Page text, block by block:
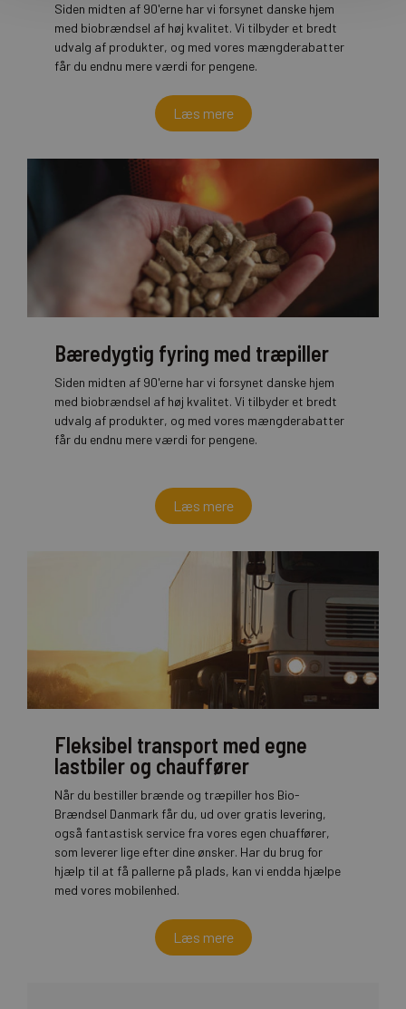
Siden midten af 90'erne har vi forsynet danske hjem
med biobrændsel af høj kvalitet. Vi tilbyder et bredt
udvalg af produkter, og med vores mængderabatter
får du endnu mere værdi for pengene.
Læs mere
Bæredygtig fyring med træpiller
Siden midten af 90'erne har vi forsynet danske hjem
med biobrændsel af høj kvalitet. Vi tilbyder et bredt
udvalg af produkter, og med vores mængderabatter
får du endnu mere værdi for pengene.
Læs mere
Fleksibel transport med egne
lastbiler og chauffører
Når du bestiller brænde og træpiller hos Bio-
Brændsel Danmark får du, ud over gratis levering,
også fantastisk service fra vores egen chuaffører,
som leverer lige efter dine ønsker. Har du brug for
hjælp til at få pallerne på plads, kan vi endda hjælpe
med vores mobilenhed.
Læs mere